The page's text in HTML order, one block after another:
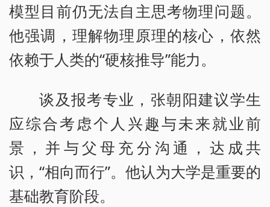
模型目前仍无法自主思考物理问题。
他强调，理解物理原理的核心，依然
依赖于人类的“硬核推导”能力。
谈及报考专业，张朝阳建议学生
应综合考虑个人兴趣与未来就业前
景，并与父母充分沟通，达成共
识，“相向而行”。他认为大学是重要的
基础教育阶段。